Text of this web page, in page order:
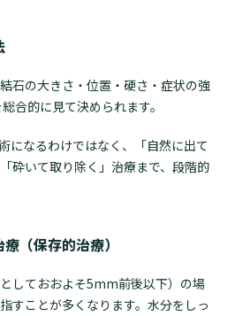
石の大きさ・位置・硬さ・症状の強
合的に見て決められます。
になるわけではなく、「自然に出て
砕いて取り除く」治療まで、段階的
（保存的治療）
しておおよそ5mm前後以下）の場
すことが多くなります。水分をしっ